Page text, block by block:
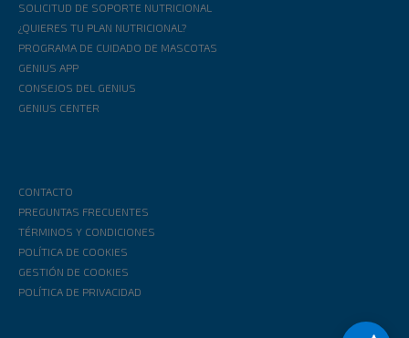
SOLICITUD DE SOPORTE NUTRICIONAL
¿QUIERES TU PLAN NUTRICIONAL?
PROGRAMA DE CUIDADO DE MASCOTAS
GENIUS APP
CONSEJOS DEL GENIUS
GENIUS CENTER
CONTACTO
PREGUNTAS FRECUENTES
TÉRMINOS Y CONDICIONES
POLÍTICA DE COOKIES
GESTIÓN DE COOKIES
POLÍTICA DE PRIVACIDAD